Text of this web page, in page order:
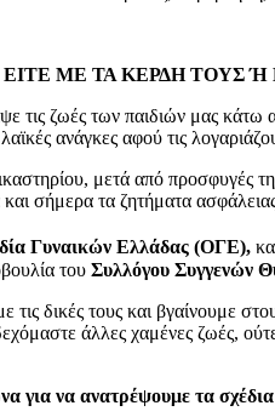
ΜΕ ΤΑ ΚΕΡΔΗ ΤΟΥΣ
τις ζωές των παιδιών μας
ανάγκες αφού τις
μετά από προσφυγές
σήμερα τα ζητήματα
Γυναικών Ελλάδας (ΟΓΕ),
του Συλλόγου Συγγενών
δικές τους και βγαίνουμε
άλλες χαμένες ζωές,
για να ανατρέψουμε τα